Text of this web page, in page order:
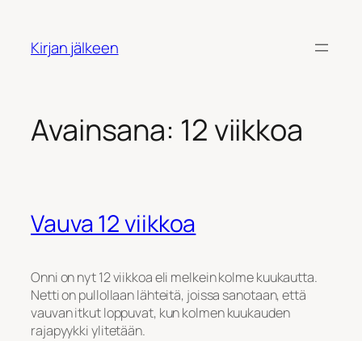
Kirjan jälkeen
Avainsana: 12 viikkoa
Vauva 12 viikkoa
Onni on nyt 12 viikkoa eli melkein kolme kuukautta.
Netti on pullollaan lähteitä, joissa sanotaan, että
vauvan itkut loppuvat, kun kolmen kuukauden
rajapyykki ylitetään.